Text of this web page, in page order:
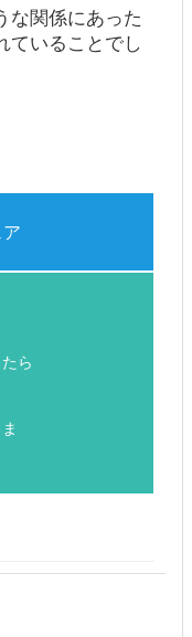
な関係にあった
ていることでし
ら